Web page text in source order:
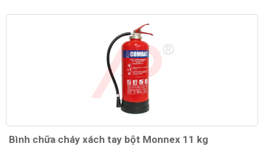
Bình chữa cháy xách tay bột Monnex 11 kg